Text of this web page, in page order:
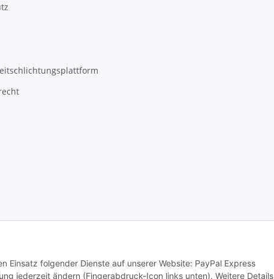
Einsatz folgender Dienste auf unserer Website: PayPal Express
jederzeit ändern (Fingerabdruck-Icon links unten). Weitere Details